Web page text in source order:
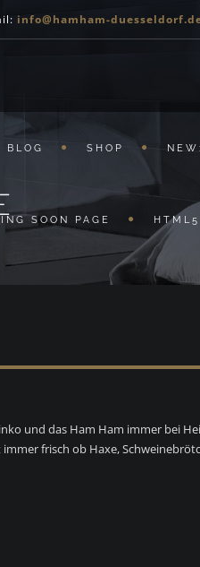
info@hamham-
BLOG SHOP
SOON PAGE
und das Ham Ham immer bei
frisch ob Haxe,